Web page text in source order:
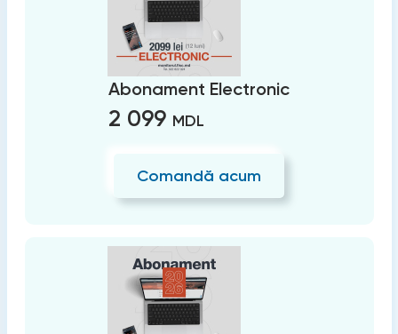
Abonament Electronic
2 099 MDL
Comandă acum